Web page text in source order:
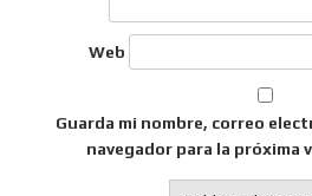
Web
Guarda mi nombre, correo
navegador para la próxima